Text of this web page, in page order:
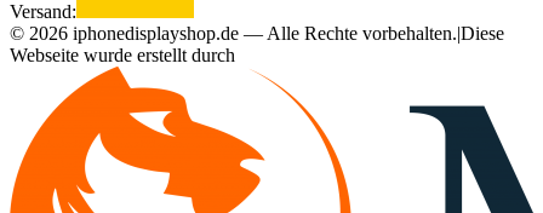
Versand:
© 2026 iphonedisplayshop.de — Alle Rechte vorbehalten.|Diese
Webseite wurde erstellt durch